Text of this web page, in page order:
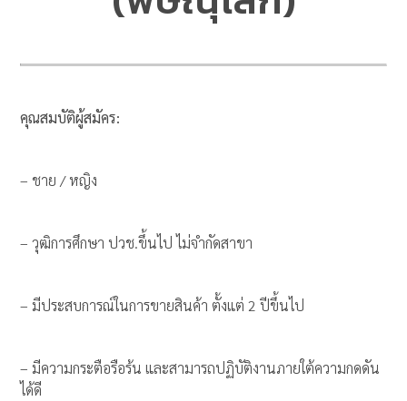
คุณสมบัติผู้สมัคร:
– ชาย / หญิง
– วุฒิการศึกษา ปวช.ขึ้นไป ไม่จำกัดสาขา
– มีประสบการณ์ในการขายสินค้า ตั้งแต่ 2 ปีขึ้นไป
– มีความกระตือรือร้น และสามารถปฏิบัติงานภายใต้ความกดดัน
ได้ดี